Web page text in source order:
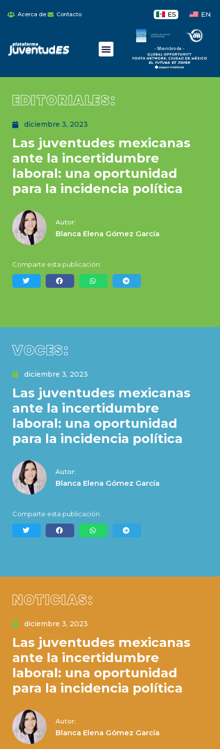
Acerca de Contacto ES EN
- Miembro de -
EDITORIALES:
diciembre 3, 2023
Las juventudes mexicanas
ante la incertidumbre
laboral: una oportunidad
para la incidencia política
Autor:
Blanca Elena Gómez García
Comparte esta publicación:
VOCES:
diciembre 3, 2023
Las juventudes mexicanas
ante la incertidumbre
laboral: una oportunidad
para la incidencia política
Autor:
Blanca Elena Gómez García
Comparte esta publicación:
NOTICIAS:
diciembre 3, 2023
Las juventudes mexicanas
ante la incertidumbre
laboral: una oportunidad
para la incidencia política
Autor:
Blanca Elena Gómez García